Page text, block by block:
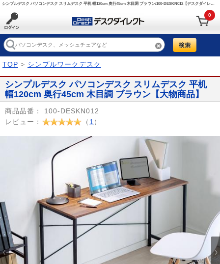
シンプルデスク パソコンデスク スリムデスク 平机 幅120cm 奥行45cm 木目調 ブラウン/100-DESKN012【デスクダイレクト】
0
TOP > シンプルワークデスク
シンプルデスク パソコンデスク スリムデスク 平机
幅120cm 奥行45cm 木目調 ブラウン【大物商品】
商品品番：
100-DESKN012
レビュー：
（ 1 ）